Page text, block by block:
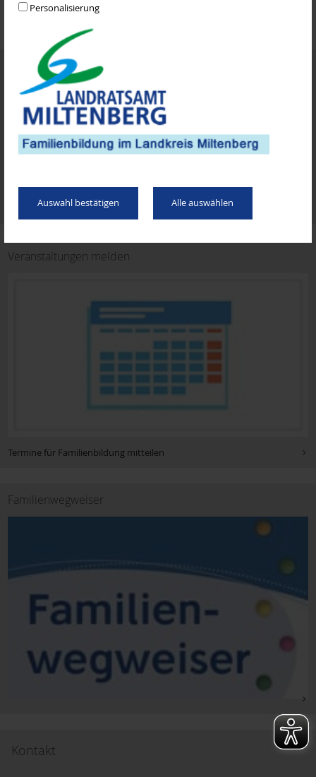
Personalisierung
Auswahl bestätigen Alle auswählen
Sportvereine
Quartierszentrum Elsenfeld
Musikverbände
Familien- stützpunkte
Willkommen auf der Welt
ihr-sein/f1502c47-5261-4b95-a2dc-50979b7e43fc?mode=detail
Termine
06. August 2026
Sommerferien Spielplatz-Aktion für Familien
Veranstaltungen melden
Termine für Familienbildung mitteilen
Familienwegweiser
Kontakt